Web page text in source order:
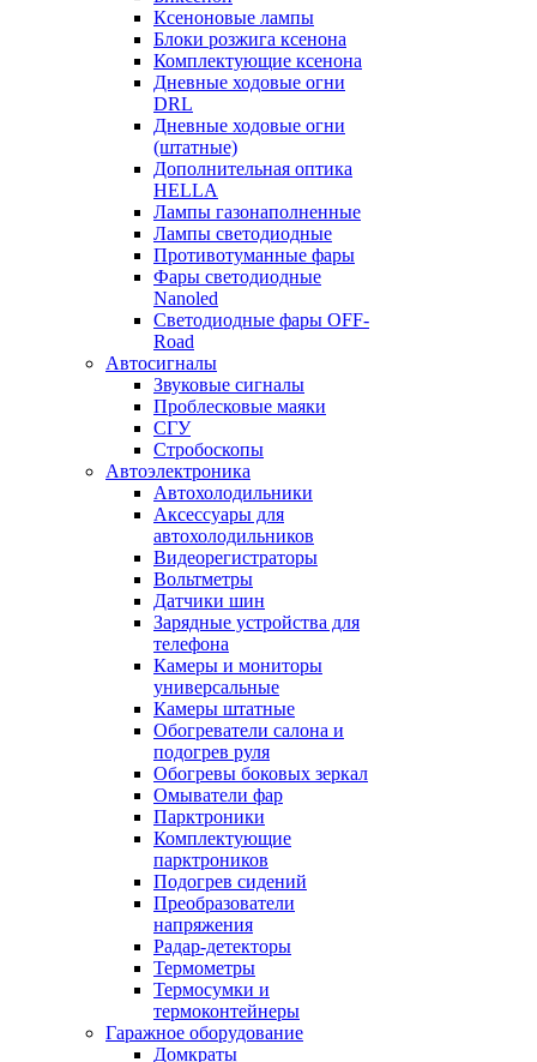
Ксеноновые лампы
Блоки розжига ксенона
Комплектующие ксенона
Дневные ходовые огни
DRL
Дневные ходовые огни
(штатные)
Дополнительная оптика
HELLA
Лампы газонаполненные
Лампы светодиодные
Противотуманные фары
Фары светодиодные
Nanoled
Светодиодные фары OFF-
Road
Автосигналы
Звуковые сигналы
Проблесковые маяки
СГУ
Стробоскопы
Автоэлектроника
Автохолодильники
Аксессуары для
автохолодильников
Видеорегистраторы
Вольтметры
Датчики шин
Зарядные устройства для
телефона
Камеры и мониторы
универсальные
Камеры штатные
Обогреватели салона и
подогрев руля
Обогревы боковых зеркал
Омыватели фар
Парктроники
Комплектующие
парктроников
Подогрев сидений
Преобразователи
напряжения
Радар-детекторы
Термометры
Термосумки и
термоконтейнеры
Гаражное оборудование
Домкраты